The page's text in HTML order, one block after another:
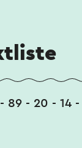
89 - 20 - 14